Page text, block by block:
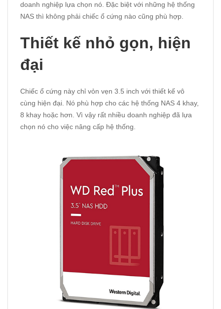
doanh nghiệp lựa chọn nó. Đặc biệt với những hệ thống
NAS thì không phải chiếc ổ cứng nào cũng phù hợp.
Thiết kế nhỏ gọn, hiện
đại
Chiếc ổ cứng này chỉ vỏn vẹn 3.5 inch với thiết kế vô
cùng hiện đại. Nó phù hợp cho các hệ thống NAS 4 khay,
8 khay hoặc hơn. Vì vậy rất nhiều doanh nghiệp đã lựa
chọn nó cho việc nâng cấp hệ thống.